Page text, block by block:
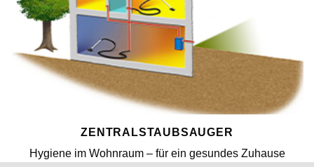
ZENTRALSTAUBSAUGER
Hygiene im Wohnraum – für ein gesundes Zuhause